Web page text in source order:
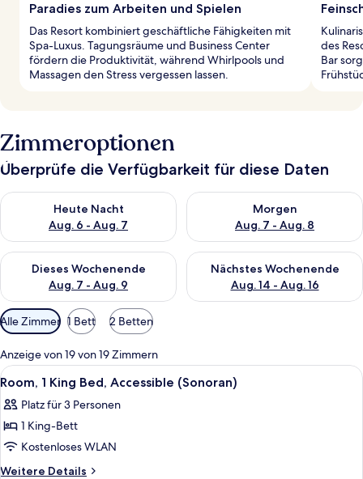
Paradies zum Arbeiten und Spielen
Das Resort kombiniert geschäftliche Fähigkeiten mit
Spa-Luxus. Tagungsräume und Business Center
fördern die Produktivität, während Whirlpools und
Massagen den Stress vergessen lassen.
des
Bar
Zimmeroptionen
Überprüfe die Verfügbarkeit für diese Daten
Heute Nacht
Aug. 6 - Aug. 7
Überprüfe die Verfügbarkeit für heute Nacht, Aug. 6 - Aug. 7.
Morgen
Aug. 7 - Aug. 8
Überprüfe die Verfügbarkeit
Dieses Wochenende
Aug. 7 - Aug. 9
Überprüfe die Verfügbarkeit für dieses Wochenende, Aug. 7
Nächstes Wochenende
Aug. 14 - Aug. 16
Überprüfe die Verfügbarkeit
Verfügbare
Filter
für
Zimmer
Alle Zimmer 1 Bett 2 Betten
Anzeige von 19 von 19 Zimmern
Alle
Fotos
für
Room,
1
King
Allergikerbettwaren, Pillowtop-
2
Room, 1 King Bed, Accessible (Sonoran)
Platz für 3 Personen
1 King-Bett
Kostenloses WLAN
Weitere Details
Weitere